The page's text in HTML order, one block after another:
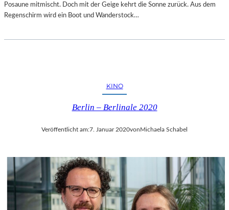
Posaune mitmischt. Doch mit der Geige kehrt die Sonne zurück. Aus dem
Regenschirm wird ein Boot und Wanderstock…
KINO
Berlin – Berlinale 2020
Veröffentlicht am:7. Januar 2020vonMichaela Schabel